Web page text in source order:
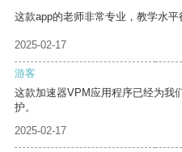
这款app的老师非常专业，教学水平
2025-02-17
游客
这款加速器VPM应用程序已经为我
护。
2025-02-17